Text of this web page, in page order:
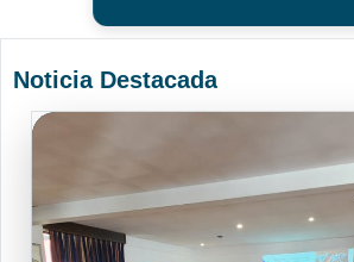
Noticia Destacada